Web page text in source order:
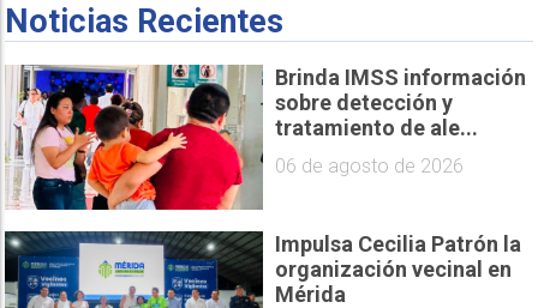
Noticias Recientes
Brinda IMSS información
sobre detección y
tratamiento de ale...
06 de agosto de 2026
Impulsa Cecilia Patrón la
organización vecinal en
Mérida